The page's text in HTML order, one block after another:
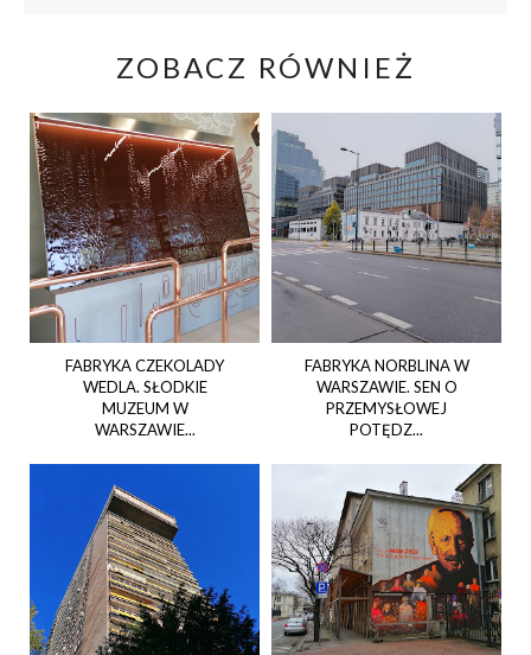
ZOBACZ RÓWNIEŻ
FABRYKA CZEKOLADY
WEDLA. SŁODKIE
MUZEUM W
WARSZAWIE...
FABRYKA NORBLINA W
WARSZAWIE. SEN O
PRZEMYSŁOWEJ
POTĘDZ...